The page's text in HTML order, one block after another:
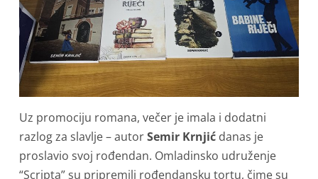
Uz promociju romana, večer je imala i dodatni
razlog za slavlje – autorSemir Krnjić danas je
proslavio svoj rođendan. Omladinsko udruženje
“Scripta” su pripremili rođendansku tortu, čime su